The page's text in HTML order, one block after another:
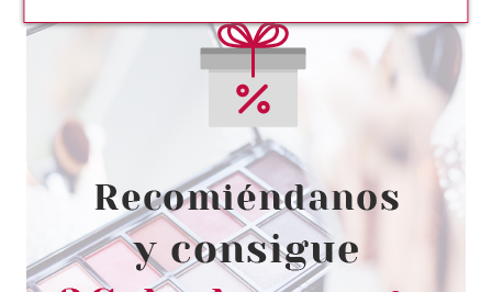
GIORGIO ARMANI
GIORGIO ARMANI ACQUA DI GIO
EDP 50 ML
Pvr 99.00€
-47%
desde
52.95€